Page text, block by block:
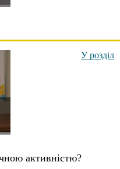
У розділ
активністю?